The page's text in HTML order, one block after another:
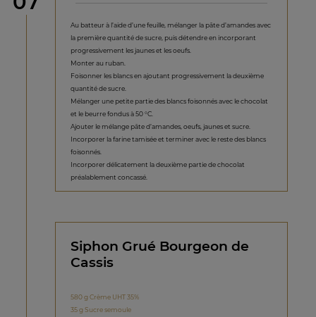
Au batteur à l’aide d’une feuille, mélanger la pâte d’amandes avec
la première quantité de sucre, puis détendre en incorporant
progressivement les jaunes et les oeufs.
Monter au ruban.
Foisonner les blancs en ajoutant progressivement la deuxième
quantité de sucre.
Mélanger une petite partie des blancs foisonnés avec le chocolat
et le beurre fondus à 50 °C.
Ajouter le mélange pâte d’amandes, oeufs, jaunes et sucre.
Incorporer la farine tamisée et terminer avec le reste des blancs
foisonnés.
Incorporer délicatement la deuxième partie de chocolat
préalablement concassé.
Siphon Grué Bourgeon de
Cassis
580 g Crème UHT 35%
35 g Sucre semoule